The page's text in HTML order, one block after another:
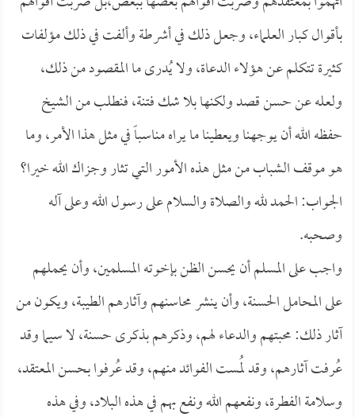
بأقوال كبار العلماء، وجعل ذلك في أشرطة وألفت في ذلك مؤلفات
كثيرة تتكلم عن هؤلاء الدعاة، ولا يُدرى ما المقصود من ذلك،
ولعله عن حسن قصد ولكنها بلا شك فتنة، فنطلب من الشيخ
حفظه الله أن يوجهنا ويعطينا ما يراه مناسباً في مثل هذا الأمر، وما
هو موقف الشباب من مثل هذه الأمور التي تثار وجزاك الله خيرا؟
الجواب: الحمد لله والصلاة والسلام على رسول الله وعلى آله
وصحبه.
واجب على المسلم أن يحسن الظن بإخوته المسلمين، وأن يحملهم
على المحامل الحسنة، وأن ينشر محاسنهم وآثارهم الطيبة، ويكون من
آثار ذلك: محبتهم والدعاء لهم، وذكرهم بذكرى حسنة، لا سيما وقد
عُرفت آثارهم، وقد لُمست الفوائد منهم، وقد عُرفوا بحسن المعتقد،
وسلامة الفطرة، ونفعهم الله ونفع بهم في هذه البلاد، وفي هذه